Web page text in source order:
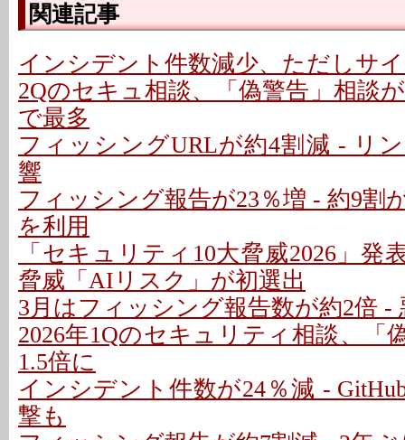
関連記事
インシデント件数減少、ただしサ
2Qのセキュ相談、「偽警告」相談
で最多
フィッシングURLが約4割減 - リ
響
フィッシング報告が23％増 - 約9割
を利用
「セキュリティ10大脅威2026」発
脅威「AIリスク」が初選出
3月はフィッシング報告数が約2倍 -
2026年1Qのセキュリティ相談、「
1.5倍に
インシデント件数が24％減 -
撃も